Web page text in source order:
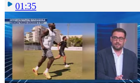
01:35